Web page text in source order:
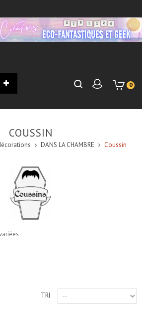
0
COUSSIN
DANS LA CHAMBRE Coussin
TRI